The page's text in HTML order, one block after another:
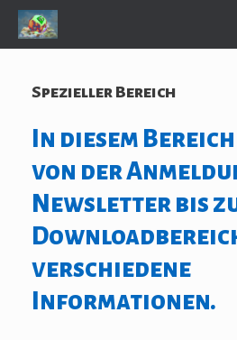
Zum
Inhalt
springen
Spezieller Bereich
In diesem
von der
Newsletter bis
verschiedene
Informationen.